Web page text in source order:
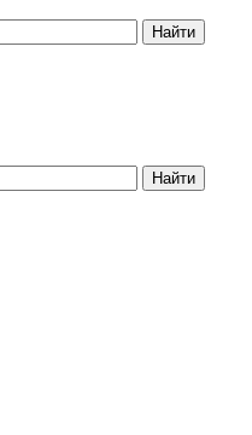
Найти
Найти